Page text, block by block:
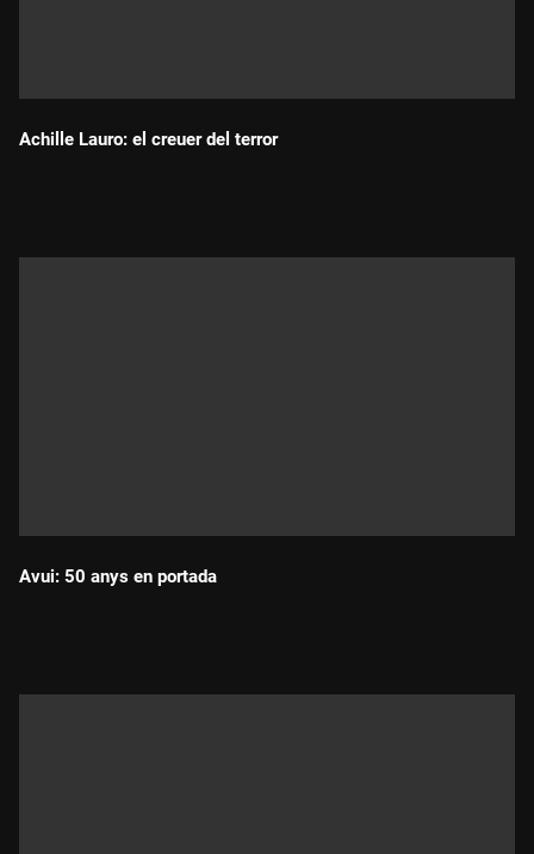
Achille Lauro: el creuer del terror
Avui: 50 anys en portada